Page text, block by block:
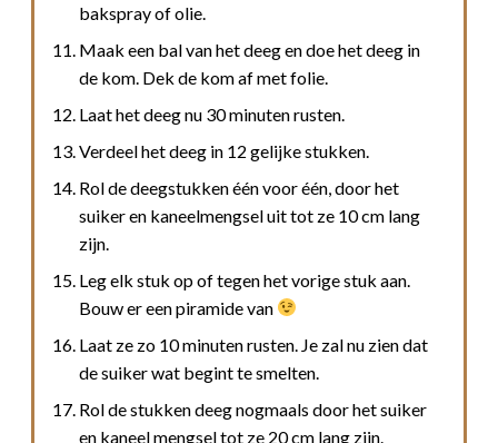
bakspray of olie.
Maak een bal van het deeg en doe het deeg in
de kom. Dek de kom af met folie.
Laat het deeg nu 30 minuten rusten.
Verdeel het deeg in 12 gelijke stukken.
Rol de deegstukken één voor één, door het
suiker en kaneelmengsel uit tot ze 10 cm lang
zijn.
Leg elk stuk op of tegen het vorige stuk aan.
Bouw er een piramide van
Laat ze zo 10 minuten rusten. Je zal nu zien dat
de suiker wat begint te smelten.
Rol de stukken deeg nogmaals door het suiker
en kaneel mengsel tot ze 20 cm lang zijn.